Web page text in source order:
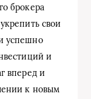
брокера
свои
успешно
и
вперед и
к новым